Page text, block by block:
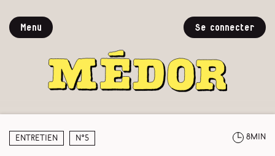
Menu Se connecter
Entretien N°5 8min